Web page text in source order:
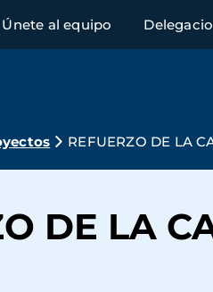
Únete al equipo
REFUERZO DE LA
DE LA